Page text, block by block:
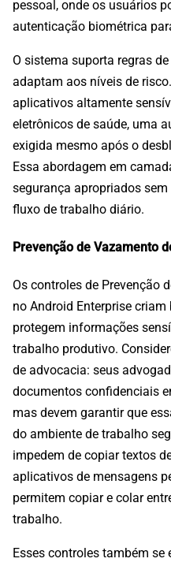
pessoal, onde os usuários
autenticação biométrica
O sistema suporta regras
adaptam aos níveis de
aplicativos altamente
eletrônicos de saúde, uma
exigida mesmo após o
Essa abordagem em
segurança apropriados
fluxo de trabalho diário.
Prevenção de Vazamento
Os controles de Prevenção
no Android Enterprise
protegem informações
trabalho produtivo.
de advocacia: seus
documentos confidenciais
mas devem garantir que
do ambiente de trabalho
impedem de copiar textos
aplicativos de mensagens
permitem copiar e colar
trabalho.
Esses controles também se